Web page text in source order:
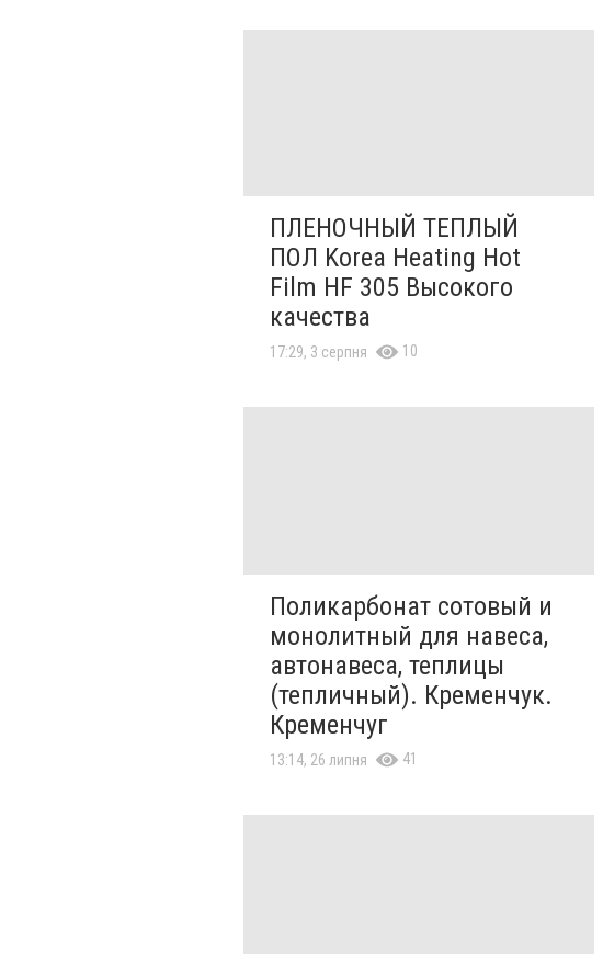
ПЛЕНОЧНЫЙ ТЕПЛЫЙ
ПОЛ Korea Heating Hot
Film HF 305 Высокого
качества
17:29, 3 серпня 10
Поликарбонат сотовый и
монолитный для навеса,
автонавеса, теплицы
(тепличный). Кременчук.
Кременчуг
13:14, 26 липня 41